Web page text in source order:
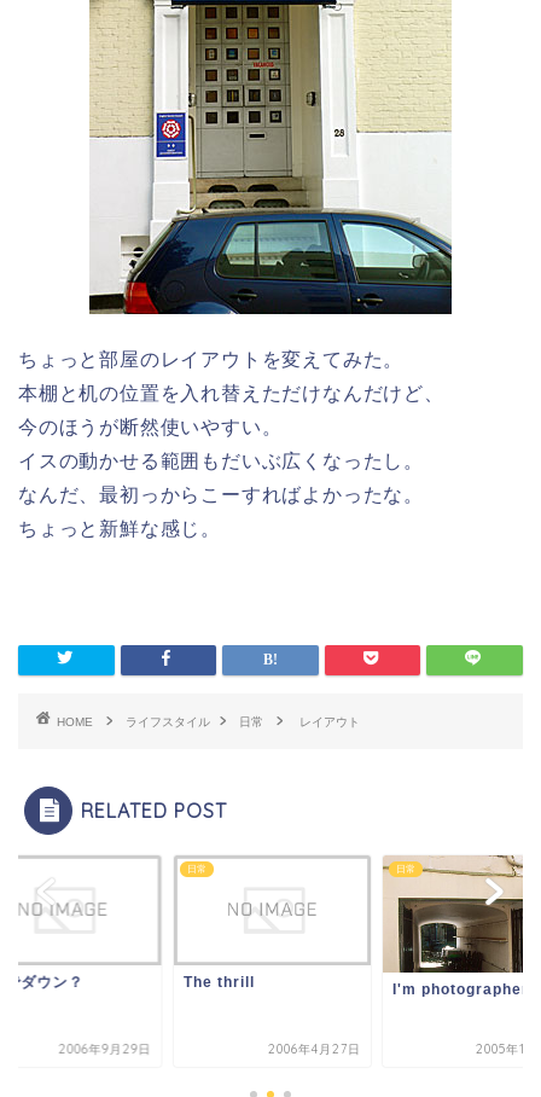
ちょっと部屋のレイアウトを変えてみた。
本棚と机の位置を入れ替えただけなんだけど、
今のほうが断然使いやすい。
イスの動かせる範囲もだいぶ広くなったし。
なんだ、最初っからこーすればよかったな。
ちょっと新鮮な感じ。
HOME ライフスタイル 日常 レイアウト
RELATED POST
でダウン？
2006年9月29日
日常
The thrill
2006年4月27日
日常
I'm
2005年11